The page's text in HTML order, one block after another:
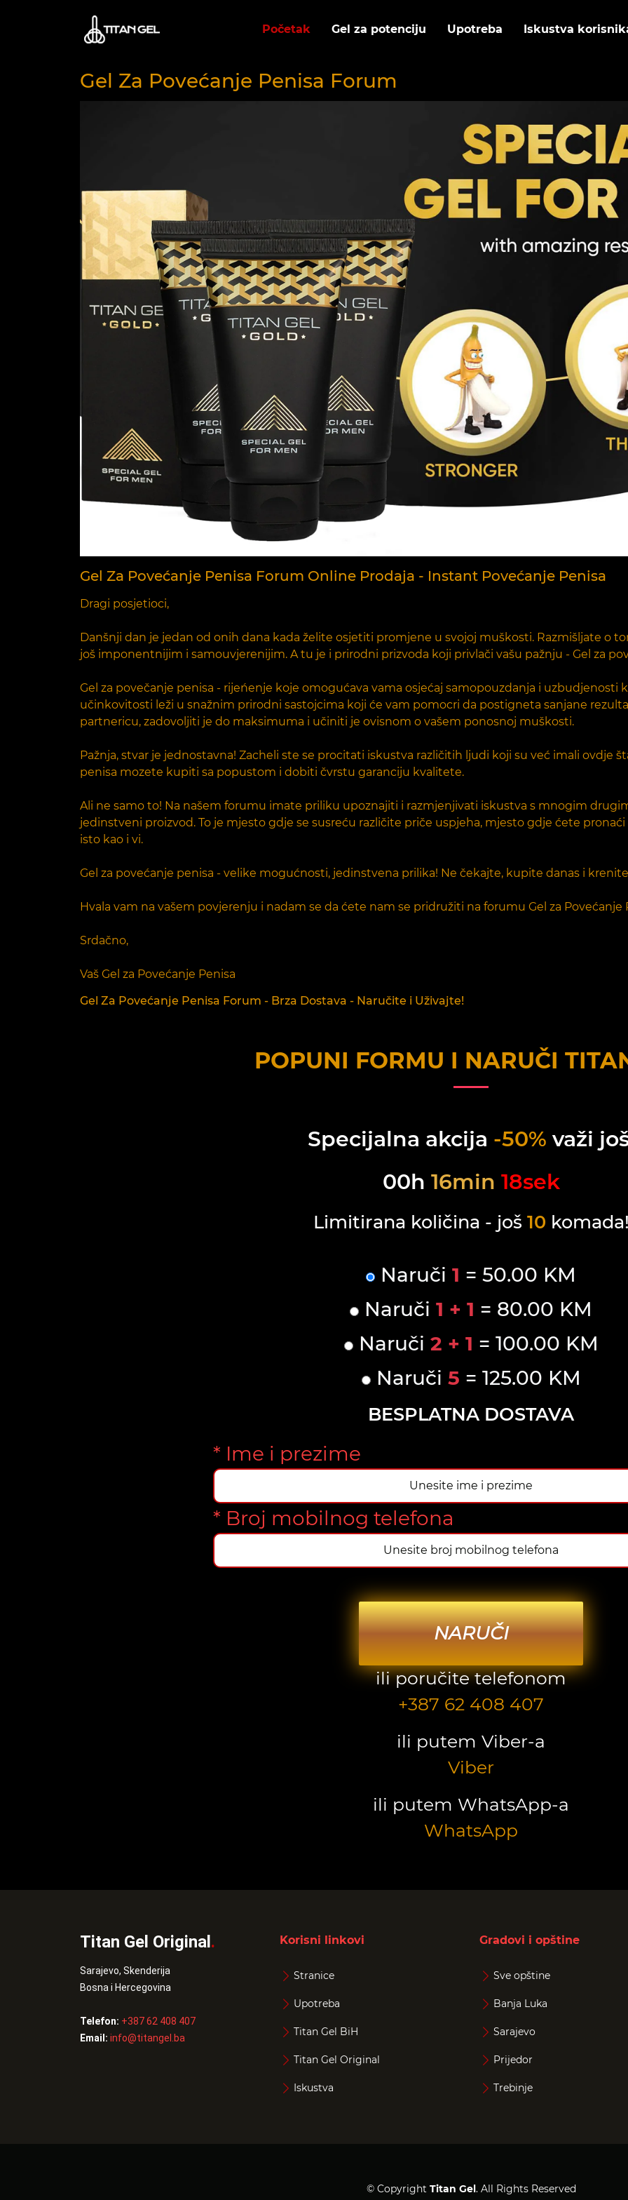
Početak Gel za potenciju Upotreba Iskustva
Gel Za Povećanje Penisa Forum
Gel Za Povećanje Penisa Forum Online Prodaja - Instant Povećanje Penisa
Dragi posjetioci,
Danšnji dan je jedan od onih dana kada želite osjetiti promjene u svojoj muškosti. Razmišljate o
još imponentnijim i samouvjerenijim. A tu je i prirodni prizvoda koji privlači vašu pažnju - Gel za
Gel za povečanje penisa - rijeńenje koje omogućava vama osjećaj samopouzdanja i uzbudjenosti
učinkovitosti leži u snažnim prirodni sastojcima koji će vam pomocri da postigneta sanjane
partnericu, zadovoljiti je do maksimuma i učiniti je ovisnom o vašem ponosnoj muškosti.
Pažnja, stvar je jednostavna! Zacheli ste se procitati iskustva različitih ljudi koji su već imali ovdje
penisa mozete kupiti sa popustom i dobiti čvrstu garanciju kvalitete.
Ali ne samo to! Na našem forumu imate priliku upoznajiti i razmjenjivati iskustva s mnogim
jedinstveni proizvod. To je mjesto gdje se susreću različite priče uspjeha, mjesto gdje ćete
isto kao i vi.
Gel za povećanje penisa - velike mogućnosti, jedinstvena prilika! Ne čekajte, kupite danas i
Hvala vam na vašem povjerenju i nadam se da ćete nam se pridružiti na forumu Gel za
Srdačno,
Vaš Gel za Povećanje Penisa
Gel Za Povećanje Penisa Forum - Brza Dostava - Naručite i Uživajte!
POPUNI FORMU I NARUČI
Specijalna akcija -50% važi
00h16min17sek
Limitirana količina - još 10 komada!
Naruči 1 = 50.00 KM
Naruči 1 + 1 = 80.00 KM
Naruči 2 + 1 = 100.00 KM
Naruči 5 = 125.00 KM
BESPLATNA DOSTAVA
* Ime i prezime
* Broj mobilnog telefona
NARUČI
ili poručite telefonom
+387 62 408 407
ili putem Viber-a
Viber
ili putem WhatsApp-a
WhatsApp
Titan Gel Original .
Sarajevo, Skenderija
Bosna i Hercegovina
Telefon: +387 62 408 407
Email: info@titangel.ba
Korisni linkovi
Stranice
Upotreba
Titan Gel BiH
Titan Gel Original
Iskustva
Gradovi i opštine
Sve opštine
Banja Luka
Sarajevo
Prijedor
Trebinje
© Copyright Titan Gel. All Rights Reserved